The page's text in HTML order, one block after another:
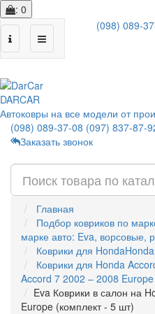
: 0
(098) 089-
DARCAR
Автоковры на все модели от
(098) 089-37-08 (097) 837-87-
Заказать звонок
Главная
Подбор ковриков по
марке авто: Eva, ворсовые,
Коврики для HondaHonda
Коврики для Honda
Accord 7 2002 – 2008 Europe
Eva Коврики в салон на
Europe (комплект - 5 шт)